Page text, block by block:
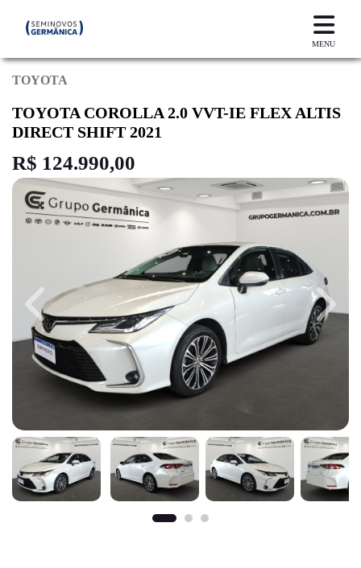
MENU
TOYOTA
TOYOTA COROLLA 2.0 VVT-IE FLEX ALTIS
DIRECT SHIFT 2021
R$ 124.990,00
Previous Next